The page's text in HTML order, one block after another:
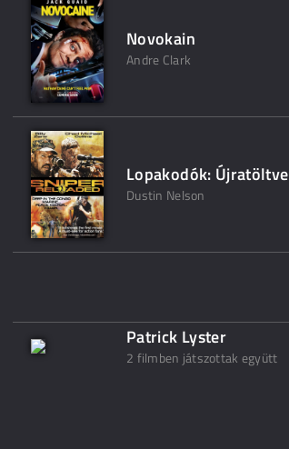
Novokain
Andre Clark
Lopakodók: Újratöltve
Dustin Nelson
Patrick Lyster
2 filmben játszottak együtt